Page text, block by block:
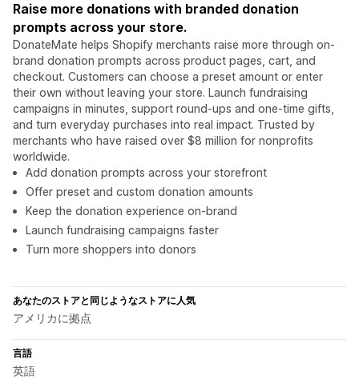
Raise more donations with branded donation
prompts across your store.
DonateMate helps Shopify merchants raise more through on-
brand donation prompts across product pages, cart, and
checkout. Customers can choose a preset amount or enter
their own without leaving your store. Launch fundraising
campaigns in minutes, support round-ups and one-time gifts,
and turn everyday purchases into real impact. Trusted by
merchants who have raised over $8 million for nonprofits
worldwide.
Add donation prompts across your storefront
Offer preset and custom donation amounts
Keep the donation experience on-brand
Launch fundraising campaigns faster
Turn more shoppers into donors
あなたのストアと同じようなストアに人気
アメリカに拠点
言語
英語